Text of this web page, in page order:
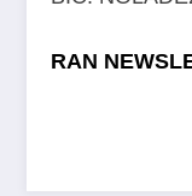
RAN